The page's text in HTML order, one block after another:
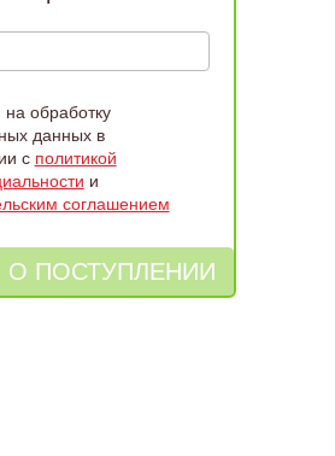
на обработку
данных в
с политикой
и
соглашением